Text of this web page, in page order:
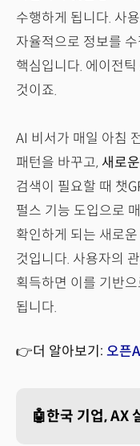
수행하게 됩니다. 사
자율적으로 정보를
핵심입니다. 에이전
것이죠.
AI 비서가 매일 아침
패턴을 바꾸고, 새로
검색이 필요할 때 챗
펄스 기능 도입으로
확인하게 되는 새로
것입니다. 사용자의
획득하면 이를 기반
됩니다.
👉더 알아보기: 오픈
🤖한국 기업, AX